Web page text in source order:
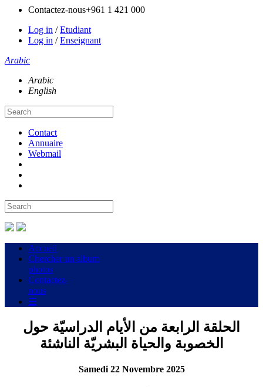
Contactez-nous+961 1 421 000
Log in /Etudiant
Log in /Enseignant
Arabic
Arabic
English
Contact
Annuaire
Webmail
Accueil
Chercher un album
photos
Contactez-
nous
☰
الحلقة الرابعة من الأيام الدراسيّة حول
الخصوبة والحياة البشريّة الناشئة
Samedi 22 Novembre 2025